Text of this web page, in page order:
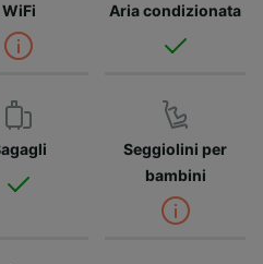
WiFi Aria condizionata
Seggiolini per
bambini